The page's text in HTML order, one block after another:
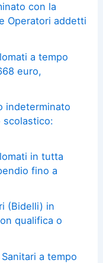
con la
Operatori addetti
a tempo
euro,
indeterminato
scolastico:
in tutta
fino a
(Bidelli) in
qualifica o
a tempo